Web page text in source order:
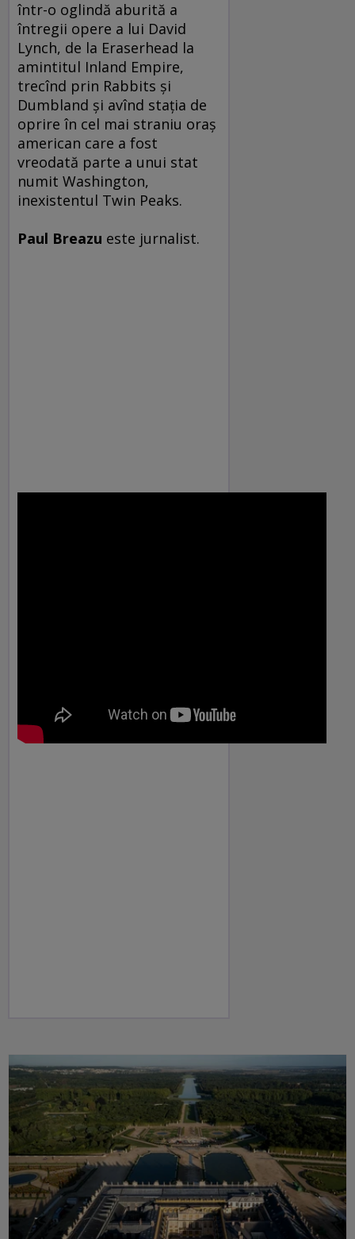
într-o oglindă aburită a
întregii opere a lui David
Lynch, de la Eraserhead la
amintitul Inland Empire,
trecînd prin Rabbits şi
Dumbland şi avînd staţia de
oprire în cel mai straniu oraş
american care a fost
vreodată parte a unui stat
numit Washington,
inexistentul Twin Peaks.
Paul Breazu este jurnalist.